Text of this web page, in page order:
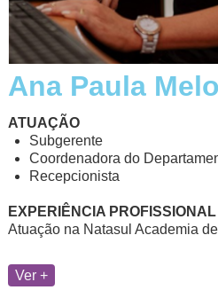
Ana Paula Melo
ATUAÇÃO
Subgerente
Coordenadora do
Recepcionista
EXPERIÊNCIA PROFISSIONAL
Atuação na Natasul Academia
Ver +